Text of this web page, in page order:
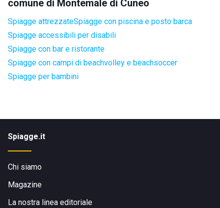
comune di Montemale di Cuneo
Spiagge attrezzateSpiagge con piscina e posto barca
Spiagge accessibili per disabili
Spiagge con bar e ristorante
Spiagge con campi di beachvolley e beachsoccer
Spiagge per bambini
Spiagge.it
Chi siamo
Magazine
La nostra linea editoriale